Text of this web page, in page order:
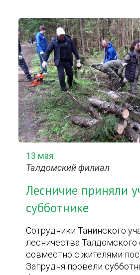
13 мая
Талдомский филиал
Лесничие приняли
субботнике
Сотрудники Танинского
лесничества Талдомского
совместно с жителями
Запрудня провели